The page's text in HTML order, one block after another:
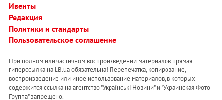
Ивенты
Редакция
Политики и стандарты
Пользовательское соглашение
При полном или частичном воспроизведении материалов прямая
гиперссылка на LB.ua обязательна! Перепечатка, копирование,
воспроизведение или иное использование материалов, в которых
содержится ссылка на агентство "Українськi Новини" и "Украинская Фото
Группа" запрещено.